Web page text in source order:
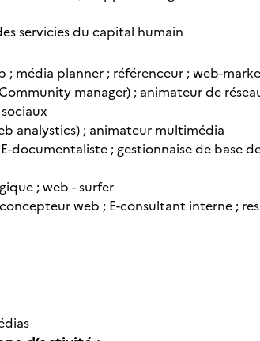
servicies du capital humain
média planner ; référenceur ; web-
manager) ; animateur de
analystics) ; animateur multimédia
documentaliste ; gestionnaise de base
; web - surfer
web ; E-consultant interne ;